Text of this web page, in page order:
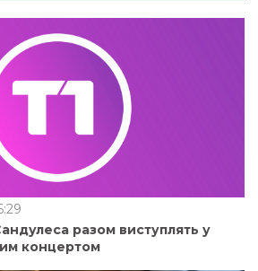
разом виступлять у
концертом